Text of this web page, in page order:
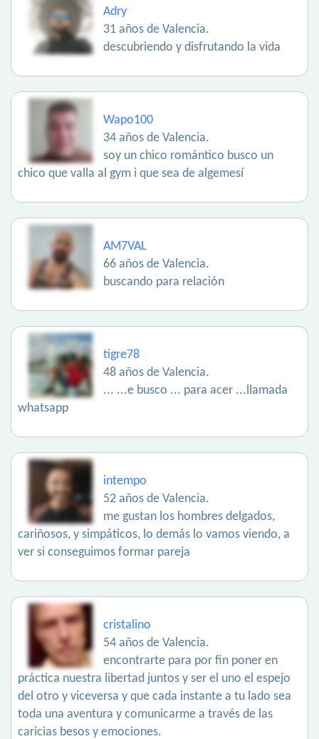
Adry
31 años de Valencia.
descubriendo y disfrutando la vida
Wapo100
34 años de Valencia.
soy un chico romántico busco un
chico que valla al gym i que sea de algemesí
AM7VAL
66 años de Valencia.
buscando para relación
tigre78
48 años de Valencia.
... ...e busco ... para acer ...llamada
whatsapp
intempo
52 años de Valencia.
me gustan los hombres delgados,
cariñosos, y simpáticos, lo demás lo vamos viendo, a
ver si conseguimos formar pareja
cristalino
54 años de Valencia.
encontrarte para por fin poner en
práctica nuestra libertad juntos y ser el uno el espejo
del otro y viceversa y que cada instante a tu lado sea
toda una aventura y comunicarme a través de las
caricias besos y emociones.